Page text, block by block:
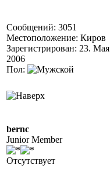
Сообщений: 3051
Местоположение: Киров
Зарегистрирован: 23. Мая
2006
Пол:
bernc
Junior Member
Отсутствует